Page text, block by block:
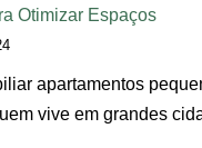
Otimizar Espaços
apartamentos
vive em grandes